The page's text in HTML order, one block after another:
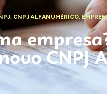
, CNPJ ALFANUMÉRICO,
CNPJ